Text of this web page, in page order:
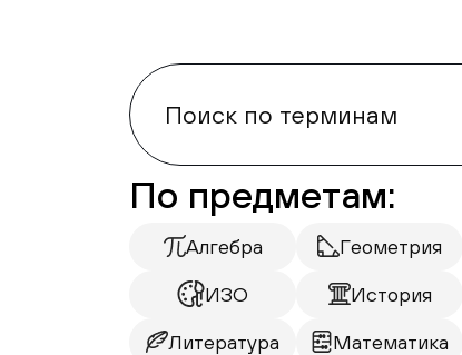
По предметам:
Алгебра Геометрия
ИЗО История
Литература Математика